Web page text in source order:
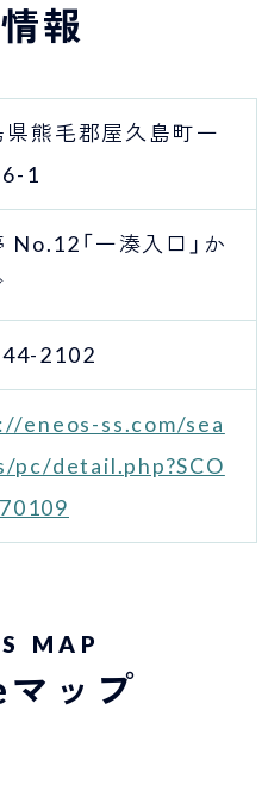
報
県熊毛郡屋久島町一
1
No.12「一湊入口」か
2102
eneos-ss.com/sea
pc/detail.php?SCO
MAP
ップ